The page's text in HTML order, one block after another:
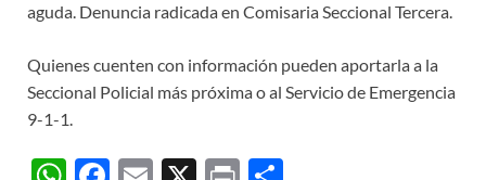
aguda. Denuncia radicada en Comisaria Seccional Tercera.
Quienes cuenten con información pueden aportarla a la
Seccional Policial más próxima o al Servicio de Emergencia
9-1-1.